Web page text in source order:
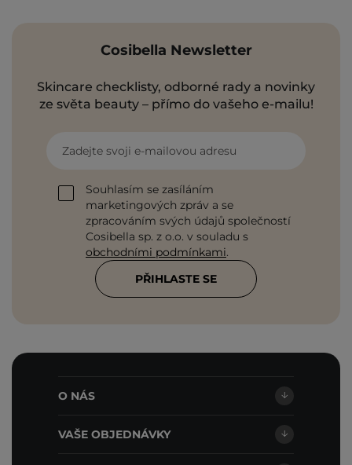
Cosibella Newsletter
Skincare checklisty, odborné rady a novinky
ze světa beauty – přímo do vašeho e-mailu!
Zadejte svoji e-mailovou adresu
Souhlasím se zasíláním
marketingových zpráv a se
zpracováním svých údajů společností
Cosibella sp. z o.o. v souladu s
obchodními podmínkami.
PŘIHLASTE SE
O NÁS
VAŠE OBJEDNÁVKY